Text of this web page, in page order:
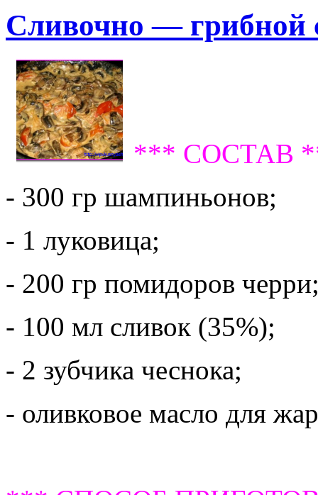
Сливочно — грибной
*** СОСТАВ
- 300 гр шампиньонов;
- 1 луковица;
- 200 гр помидоров
- 100 мл сливок (35%);
- 2 зубчика чеснока;
- оливковое масло для